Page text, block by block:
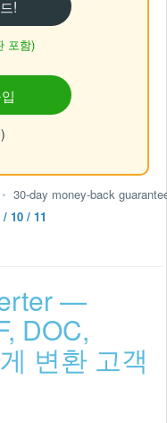
!
포함)
• 30-day money-back
10 / 11
—
DOC,
변환 고객